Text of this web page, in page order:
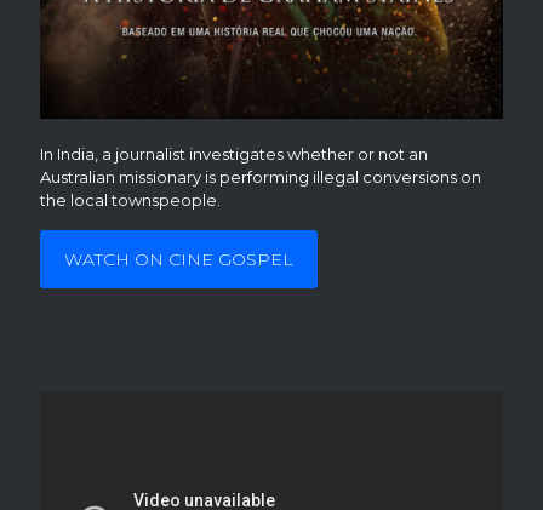
In India, a journalist investigates whether or not an
Australian missionary is performing illegal conversions on
the local townspeople.
WATCH ON CINE GOSPEL